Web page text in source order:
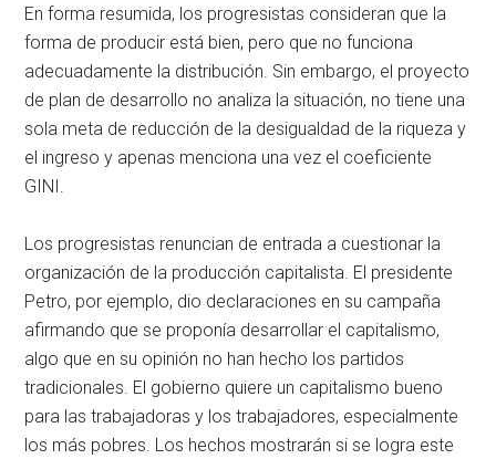
En forma resumida, los progresistas consideran que la
forma de producir está bien, pero que no funciona
adecuadamente la distribución. Sin embargo, el proyecto
de plan de desarrollo no analiza la situación, no tiene una
sola meta de reducción de la desigualdad de la riqueza y
el ingreso y apenas menciona una vez el coeficiente
GINI.
Los progresistas renuncian de entrada a cuestionar la
organización de la producción capitalista. El presidente
Petro, por ejemplo, dio declaraciones en su campaña
afirmando que se proponía desarrollar el capitalismo,
algo que en su opinión no han hecho los partidos
tradicionales. El gobierno quiere un capitalismo bueno
para las trabajadoras y los trabajadores, especialmente
los más pobres. Los hechos mostrarán si se logra este